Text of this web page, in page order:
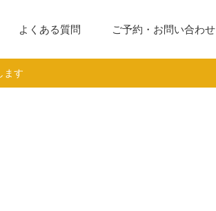
よくある質問 ご予約・お問い合わせ
ます